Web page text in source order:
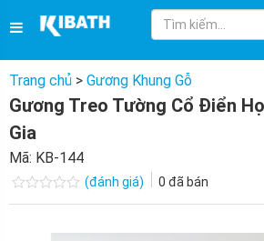
Trang chủ > Gương Khung Gỗ
Gương Treo Tường Cổ Điển
Gia
Mã: KB-144
Được
(đánh giá) 0 đã bán